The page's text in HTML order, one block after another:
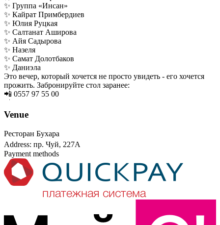
✨ Группа «Инсан»
✨ Кайрат Примбердиев
✨ Юлия Руцкая
✨ Салтанат Аширова
✨ Айя Садырова
✨ Назеля
✨ Самат Долотбаков
✨ Даниэла
Это вечер, который хочется не просто увидеть - его хочется
прожить. Забронируйте стол заранее:
📲 0557 97 55 00
📲 0554 55 44 44
💳 Стоимость билета: 1500 сом
⏳ Количество мест строго ограничено! Успейте занять своё
место в атмосфере музыки, искренности и душевного тепла.
Venue
Ресторан Бухара
Address: пр. Чуй, 227А
Payment methods